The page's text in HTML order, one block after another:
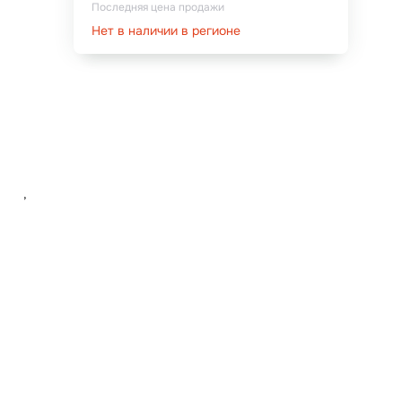
,
Последняя цена продажи
Нет в наличии в регионе